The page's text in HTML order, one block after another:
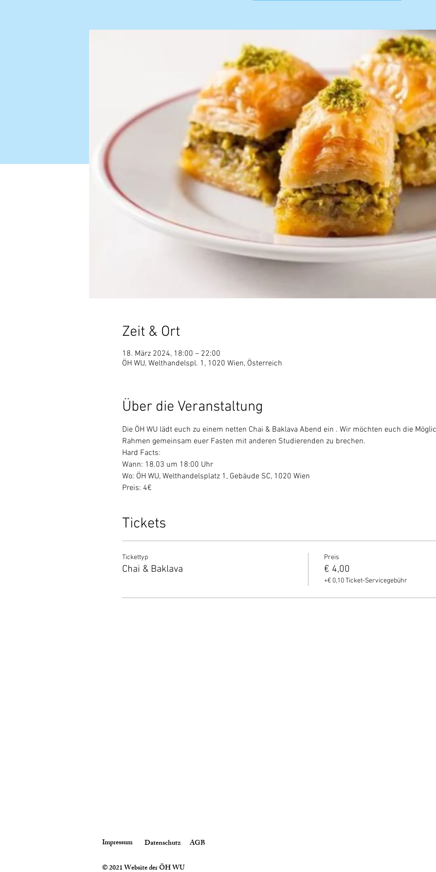
Zeit & Ort
18. März 2024, 18:00 – 22:00
ÖH WU, Welthandelspl. 1, 1020 Wien, Österreich
Über die Veranstaltung
Die ÖH WU lädt euch zu einem netten Chai & Baklava Abend ein . Wir möchten euch die
Rahmen gemeinsam euer Fasten mit anderen Studierenden zu brechen.
Hard Facts:
Wann: 18.03 um 18:00 Uhr
Wo: ÖH WU, Welthandelsplatz 1, Gebäude SC, 1020 Wien
Preis: 4€
Tickets
Tickettyp
Chai & Baklava
Preis
€ 4,00
+€ 0,10 Ticket-Servicegebühr
Impressum Datenschutz AGB
© 2021 Website der ÖH WU